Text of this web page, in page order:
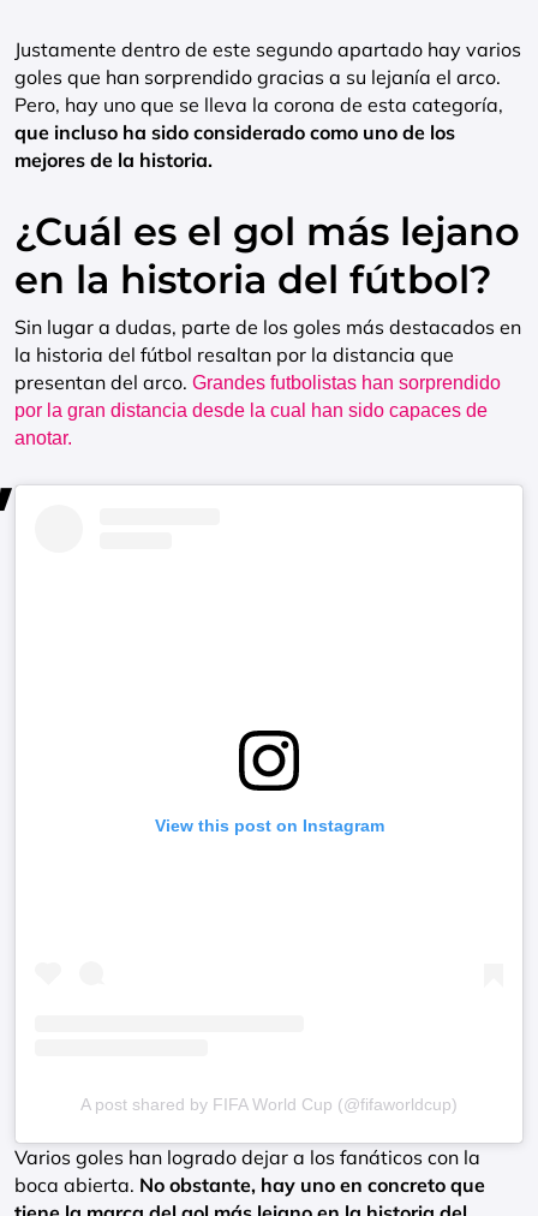
Justamente dentro de este segundo apartado hay varios
goles que han sorprendido gracias a su lejanía el arco.
Pero, hay uno que se lleva la corona de esta categoría,
que incluso ha sido considerado como uno de los
mejores de la historia.
¿Cuál es el gol más lejano
en la historia del fútbol?
Sin lugar a dudas, parte de los goles más destacados en
la historia del fútbol resaltan por la distancia que
presentan del arco. Grandes futbolistas han sorprendido
por la gran distancia desde la cual han sido capaces de
anotar.
View this post on Instagram
A post shared by FIFA World Cup (@fifaworldcup)
Varios goles han logrado dejar a los fanáticos con la
boca abierta. No obstante, hay uno en concreto que